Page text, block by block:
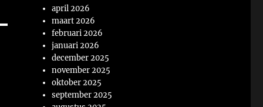
april 2026
maart 2026
februari 2026
januari 2026
december 2025
november 2025
oktober 2025
september 2025